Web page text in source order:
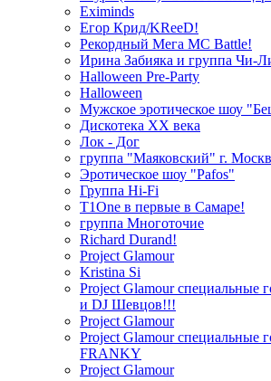
Eximinds
Егор Крид/KReeD!
Рекордный Мега МС Battle!
Ирина Забияка и группа Чи-
Halloween Pre-Party
Halloween
Мужское эротическое шоу
Дискотека ХХ века
Лок - Дог
группа "Маяковский" г.
Эротическое шоу "Pafos"
Группа Hi-Fi
T1One в первые в Самаре!
группа Многоточие
Richard Durand!
Project Glamour
Kristina Si
Project Glamour специальные
и DJ Шевцов!!!
Project Glamour
Project Glamour специальные
FRANKY
Project Glamour